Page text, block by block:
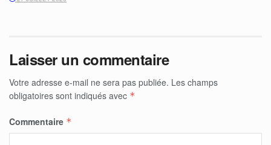
Laisser un commentaire
Votre adresse e-mail ne sera pas publiée. Les champs
obligatoires sont indiqués avec *
Commentaire *